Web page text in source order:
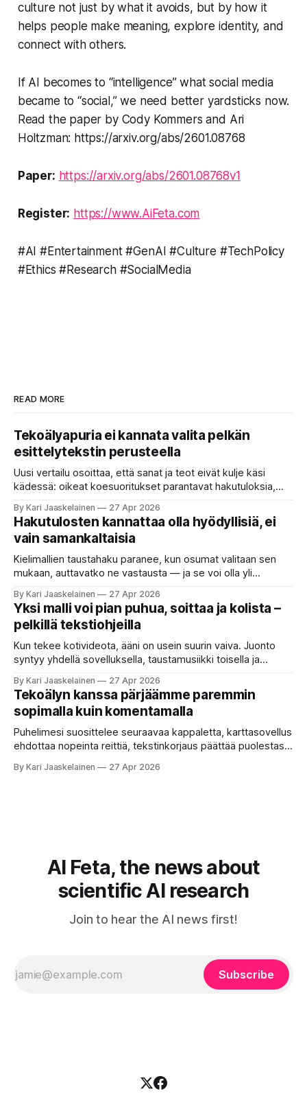
culture not just by what it avoids, but by how it
helps people make meaning, explore identity, and
connect with others.
If AI becomes to “intelligence” what social media
became to “social,” we need better yardsticks now.
Read the paper by Cody Kommers and Ari
Holtzman: https://arxiv.org/abs/2601.08768
Paper: https://arxiv.org/abs/2601.08768v1
Register: https://www.AiFeta.com
#AI #Entertainment #GenAI #Culture #TechPolicy
#Ethics #Research #SocialMedia
READ MORE
Tekoälyapuria ei kannata valita pelkän
esittelytekstin perusteella
Uusi vertailu osoittaa, että sanat ja teot eivät kulje käsi
kädessä: oikeat koesuoritukset parantavat hakutuloksia,
etsimässä verkosta apuria, joka hoitaisi puolestasi arjen
askareita: täyttäisi lomakkeen, järjestäisi matkasuunnitelman
tai seulisi pitkän asiakirjakasan ydinkohdat. Vastassa on
valikoima, joka muistuttaa sovelluskauppaa steroideilla.
Jokainen ”tekoälyagentti” lupaa paljon
By Kari Jaaskelainen 27 Apr 2026
Hakutulosten kannattaa olla hyödyllisiä, ei
vain samankaltaisia
Kielimallien taustahaku paranee, kun osumat valitaan sen
mukaan, auttavatko ne vastausta — ja se voi olla yli
että kysyt työpaikan chat-robotilta: “Mitä viime kuun
kokouspäiväkirjassa päätettiin etätyöpäivistä?” Robotti
selaa arkistoja ja poimii sinulle pätkän, jossa toistellaan, mitä
etätyö tarkoittaa. Teksti on aiheeltaan lähellä kysymystä,
By Kari Jaaskelainen 27 Apr 2026
Yksi malli voi pian puhua, soittaa ja kolista –
pelkillä tekstiohjeilla
Kun tekee kotivideota, ääni on usein suurin vaiva. Juonto
syntyy yhdellä sovelluksella, taustamusiikki toisella ja
erilaisia komentoja, eikä mikään niistä oikein “puhu”
toistensa kanssa. Lopputulos on pienen palapelityön tulos.
Vuosia on ajateltu, että näin tämän kuuluukin mennä. Puhe
on sanoja ja lauseita – hyvin jäsenneltyä.
By Kari Jaaskelainen 27 Apr 2026
Tekoälyn kanssa pärjäämme paremmin
sopimalla kuin komentamalla
Puhelimesi suosittelee seuraavaa kappaletta, karttasovellus
ehdottaa nopeinta reittiä, tekstinkorjaus päättää puolestasi,
tottelee sinua sokeasti. Useammin huomaat itse
By Kari Jaaskelainen 27 Apr 2026
AI Feta, the news about
scientific AI research
Join to hear the AI news first!
Subscribe